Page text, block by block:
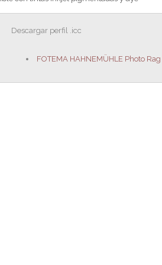
Descargar perfil .icc
FOTEMA HAHNEMÜHLE Photo